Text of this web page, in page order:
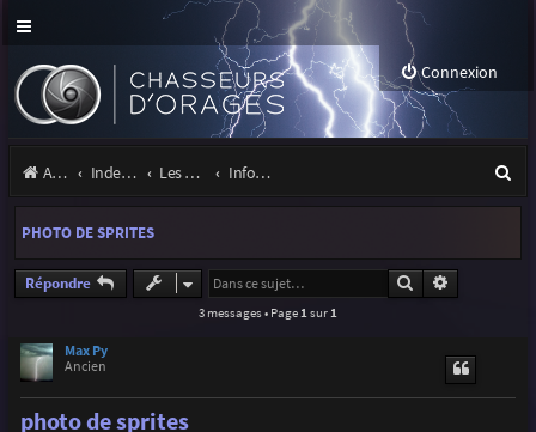
Connexion
Accueil Index du forum Les orages Infos, projets et liens utiles à la communauté
e
PHOTO DE SPRITES
Répondre Rechercher
3 messages • Page 1 sur 1
Max Py
Ancien
photo de sprites